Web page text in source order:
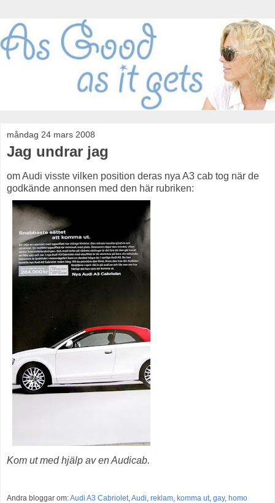
måndag 24 mars 2008
Jag undrar jag
om Audi visste vilken position deras nya A3 cab tog när de
godkände annonsen med den här rubriken:
Kom ut med hjälp av en Audicab.
Andra bloggar om:Audi A3 Cabriolet,Audi, reklam, komma ut, gay, homo